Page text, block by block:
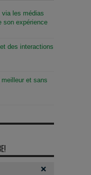
via les médias
son expérience
des interactions
et sans